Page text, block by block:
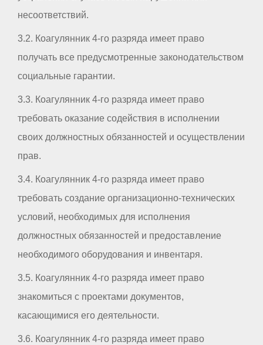
несоответствий.
3.2. Коагулянник 4-го разряда имеет право
получать все предусмотренные законодательством
социальные гарантии.
3.3. Коагулянник 4-го разряда имеет право
требовать оказание содействия в исполнении
своих должностных обязанностей и осуществлении
прав.
3.4. Коагулянник 4-го разряда имеет право
требовать создание организационно-технических
условий, необходимых для исполнения
должностных обязанностей и предоставление
необходимого оборудования и инвентаря.
3.5. Коагулянник 4-го разряда имеет право
знакомиться с проектами документов,
касающимися его деятельности.
3.6. Коагулянник 4-го разряда имеет право